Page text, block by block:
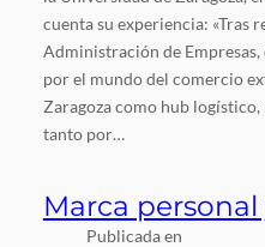
cuenta su experiencia: «Tras
Administración de
por el mundo del comercio
Zaragoza como hub
tanto por…
Marca personal
Publicada en